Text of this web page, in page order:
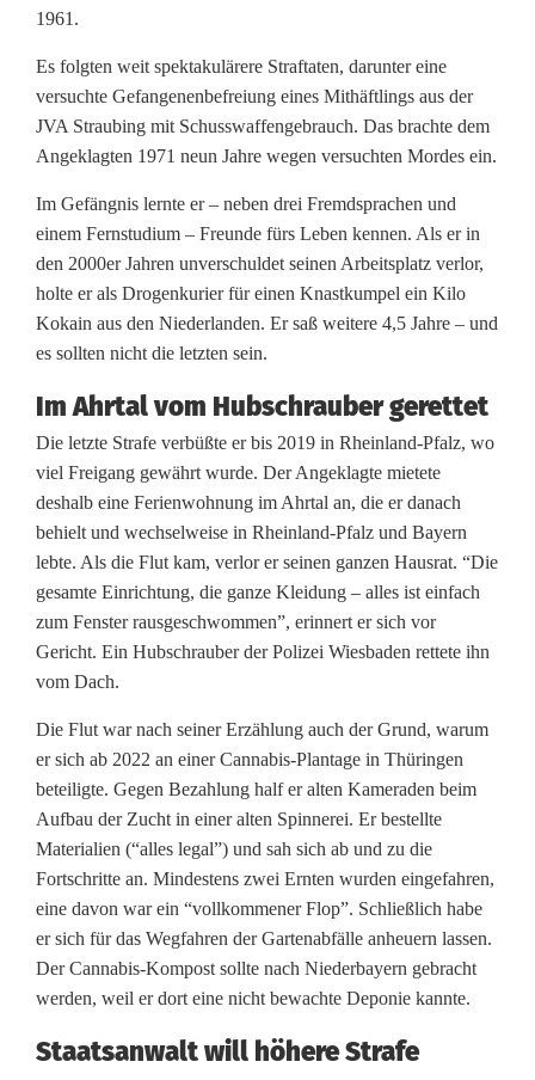
1961.
Es folgten weit spektakulärere Straftaten, darunter eine
versuchte Gefangenenbefreiung eines Mithäftlings aus der
JVA Straubing mit Schusswaffengebrauch. Das brachte dem
Angeklagten 1971 neun Jahre wegen versuchten Mordes ein.
Im Gefängnis lernte er – neben drei Fremdsprachen und
einem Fernstudium – Freunde fürs Leben kennen. Als er in
den 2000er Jahren unverschuldet seinen Arbeitsplatz verlor,
holte er als Drogenkurier für einen Knastkumpel ein Kilo
Kokain aus den Niederlanden. Er saß weitere 4,5 Jahre – und
es sollten nicht die letzten sein.
Im Ahrtal vom Hubschrauber gerettet
Die letzte Strafe verbüßte er bis 2019 in Rheinland-Pfalz, wo
viel Freigang gewährt wurde. Der Angeklagte mietete
deshalb eine Ferienwohnung im Ahrtal an, die er danach
behielt und wechselweise in Rheinland-Pfalz und Bayern
lebte. Als die Flut kam, verlor er seinen ganzen Hausrat. “Die
gesamte Einrichtung, die ganze Kleidung – alles ist einfach
zum Fenster rausgeschwommen”, erinnert er sich vor
Gericht. Ein Hubschrauber der Polizei Wiesbaden rettete ihn
vom Dach.
Die Flut war nach seiner Erzählung auch der Grund, warum
er sich ab 2022 an einer Cannabis-Plantage in Thüringen
beteiligte. Gegen Bezahlung half er alten Kameraden beim
Aufbau der Zucht in einer alten Spinnerei. Er bestellte
Materialien (“alles legal”) und sah sich ab und zu die
Fortschritte an. Mindestens zwei Ernten wurden eingefahren,
eine davon war ein “vollkommener Flop”. Schließlich habe
er sich für das Wegfahren der Gartenabfälle anheuern lassen.
Der Cannabis-Kompost sollte nach Niederbayern gebracht
werden, weil er dort eine nicht bewachte Deponie kannte.
Staatsanwalt will höhere Strafe